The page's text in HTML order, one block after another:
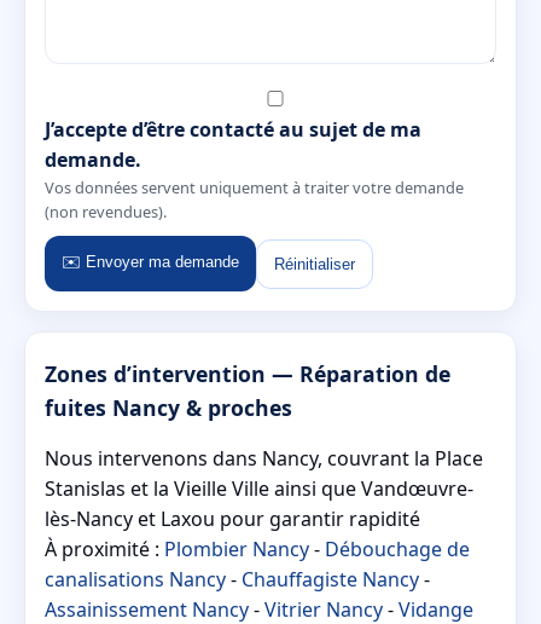
J’accepte d’être contacté au sujet de ma
demande.
Vos données servent uniquement à traiter votre demande
(non revendues).
✉️ Envoyer ma demande Réinitialiser
Zones d’intervention — Réparation de
fuites Nancy & proches
Nous intervenons dans Nancy, couvrant la Place
Stanislas et la Vieille Ville ainsi que Vandœuvre-
lès-Nancy et Laxou pour garantir rapidité
À proximité : Plombier Nancy- Débouchage de
canalisations Nancy- Chauffagiste Nancy-
Assainissement Nancy-Vitrier Nancy-Vidange